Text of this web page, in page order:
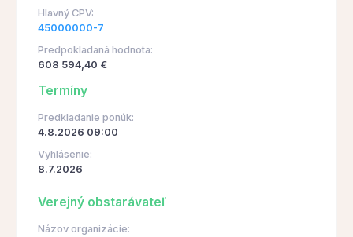
Hlavný CPV:
45000000-7
Predpokladaná hodnota:
608 594,40 €
Termíny
Predkladanie ponúk:
4.8.2026 09:00
Vyhlásenie:
8.7.2026
Verejný obstarávateľ
Názov organizácie: